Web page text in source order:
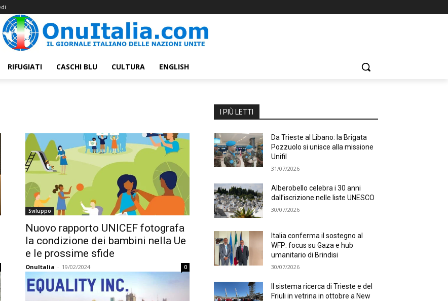
RIFUGIATI CASCHI BLU CULTURA ENGLISH
Sviluppo
Nuovo rapporto UNICEF fotografa
la condizione dei bambini nella Ue
e le prossime sfide
OnuItalia - 19/02/2024 0
I PIÙ LETTI
Da Trieste al Libano: la Brigata
Pozzuolo si unisce alla missione
Unifil
31/07/2026
Alberobello celebra i 30 anni
dall’iscrizione nelle liste UNESCO
30/07/2026
Italia conferma il sostegno al
WFP: focus su Gaza e hub
umanitario di Brindisi
30/07/2026
Il sistema ricerca di Trieste e del
Friuli in vetrina in ottobre a New